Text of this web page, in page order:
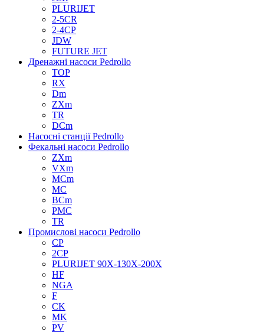
PLURIJET
2-5CR
2-4CP
JDW
FUTURE JET
Дренажні насоси Pedrollo
TOP
RX
Dm
ZXm
TR
DCm
Насосні станції Pedrollo
Фекальні насоси Pedrollo
ZXm
VXm
MCm
MC
BCm
PMC
TR
Промислові насоси Pedrollo
CP
2CP
PLURIJET 90X-130X-200X
HF
NGA
F
CK
MK
PV